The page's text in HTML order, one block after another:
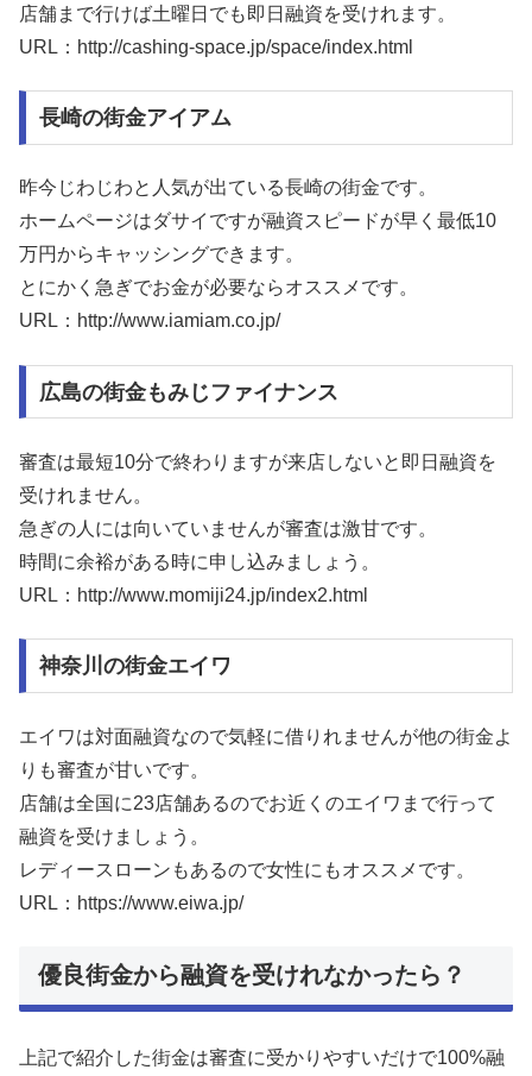
店舗まで行けば土曜日でも即日融資を受けれます。
URL：http://cashing-space.jp/space/index.html
長崎の街金アイアム
昨今じわじわと人気が出ている長崎の街金です。
ホームページはダサイですが融資スピードが早く最低10
万円からキャッシングできます。
とにかく急ぎでお金が必要ならオススメです。
URL：http://www.iamiam.co.jp/
広島の街金もみじファイナンス
審査は最短10分で終わりますが来店しないと即日融資を
受けれません。
急ぎの人には向いていませんが審査は激甘です。
時間に余裕がある時に申し込みましょう。
URL：http://www.momiji24.jp/index2.html
神奈川の街金エイワ
エイワは対面融資なので気軽に借りれませんが他の街金よ
りも審査が甘いです。
店舗は全国に23店舗あるのでお近くのエイワまで行って
融資を受けましょう。
レディースローンもあるので女性にもオススメです。
URL：https://www.eiwa.jp/
優良街金から融資を受けれなかったら？
上記で紹介した街金は審査に受かりやすいだけで100%融